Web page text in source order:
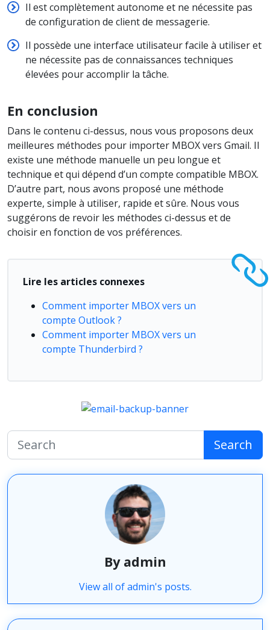
Il est complètement autonome et ne nécessite pas
de configuration de client de messagerie.
Il possède une interface utilisateur facile à utiliser et
ne nécessite pas de connaissances techniques
élevées pour accomplir la tâche.
En conclusion
Dans le contenu ci-dessus, nous vous proposons deux
meilleures méthodes pour importer MBOX vers Gmail. Il
existe une méthode manuelle un peu longue et
technique et qui dépend d’un compte compatible MBOX.
D’autre part, nous avons proposé une méthode
experte, simple à utiliser, rapide et sûre. Nous vous
suggérons de revoir les méthodes ci-dessus et de
choisir en fonction de vos préférences.
Lire les articles connexes
Comment importer MBOX vers un
compte Outlook ?
Comment importer MBOX vers un
compte Thunderbird ?
Search
By admin
View all of admin's posts.